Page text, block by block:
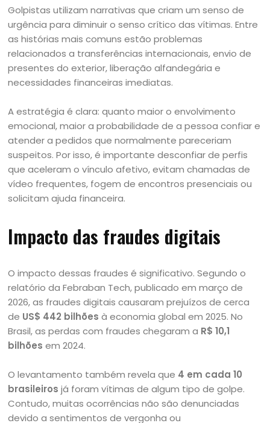
Golpistas utilizam narrativas que criam um senso de
urgência para diminuir o senso crítico das vítimas. Entre
as histórias mais comuns estão problemas
relacionados a transferências internacionais, envio de
presentes do exterior, liberação alfandegária e
necessidades financeiras imediatas.
A estratégia é clara: quanto maior o envolvimento
emocional, maior a probabilidade de a pessoa confiar e
atender a pedidos que normalmente pareceriam
suspeitos. Por isso, é importante desconfiar de perfis
que aceleram o vínculo afetivo, evitam chamadas de
vídeo frequentes, fogem de encontros presenciais ou
solicitam ajuda financeira.
Impacto das fraudes digitais
O impacto dessas fraudes é significativo. Segundo o
relatório da Febraban Tech, publicado em março de
2026, as fraudes digitais causaram prejuízos de cerca
de US$ 442 bilhões à economia global em 2025. No
Brasil, as perdas com fraudes chegaram a R$ 10,1
bilhões em 2024.
O levantamento também revela que 4 em cada 10
brasileiros já foram vítimas de algum tipo de golpe.
Contudo, muitas ocorrências não são denunciadas
devido a sentimentos de vergonha ou